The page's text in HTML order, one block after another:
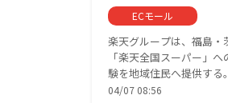
ECモール
楽天グループは、福島
「楽天全国スーパー」
験を地域住民へ提供する。
04/07 08:56